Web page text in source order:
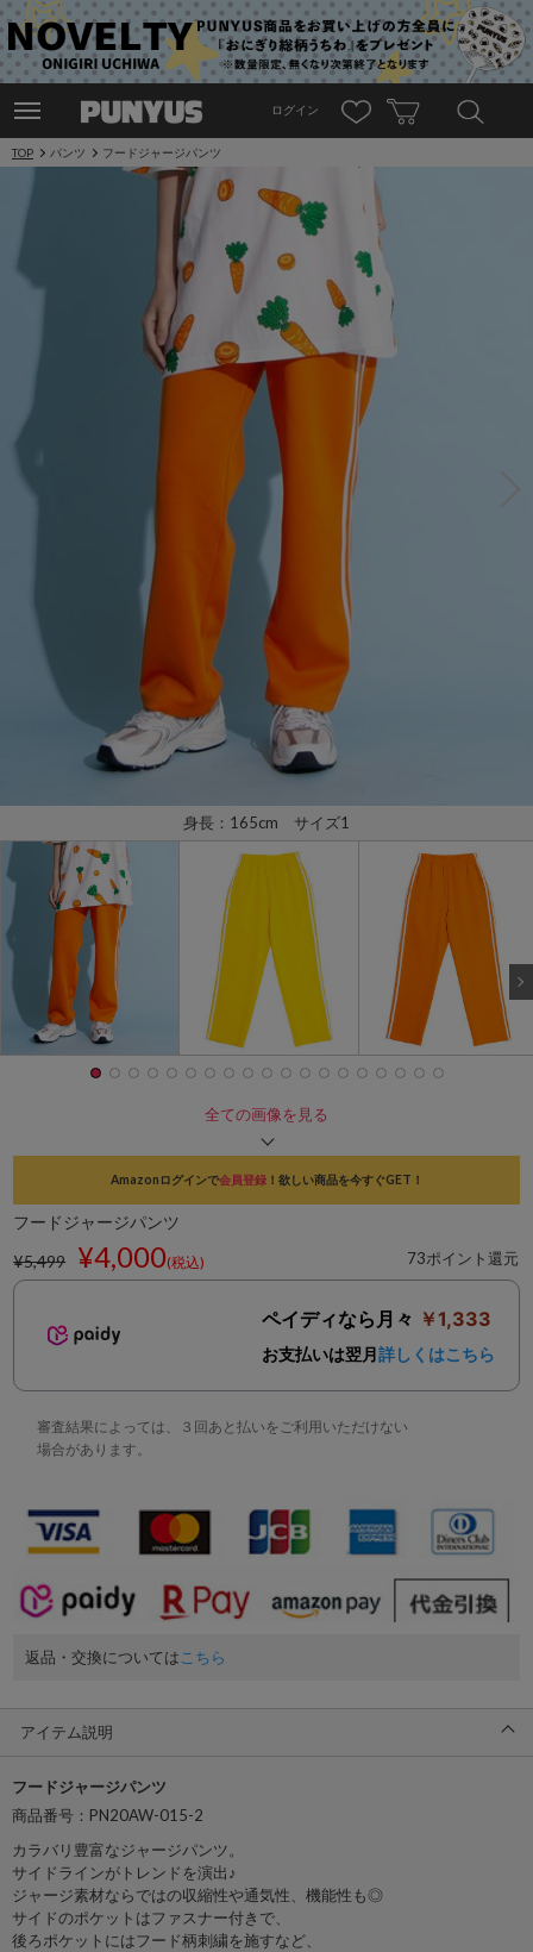
ログイン
TOP パンツ フードジャージパンツ
身長：165cm サイズ1
全ての画像を見る
Amazonログインで会員登録！欲しい商品を今すぐGET！
フードジャージパンツ
¥5,499
¥4,000(税込) 73ポイント還元
ペイディなら月々 ￥1,333
お支払いは翌月 詳しくはこちら
審査結果によっては、３回あと払いをご利用いただけない
場合があります。
返品・交換についてはこちら
アイテム説明
フードジャージパンツ
商品番号：PN20AW-015-2
カラバリ豊富なジャージパンツ。
サイドラインがトレンドを演出♪
ジャージ素材ならではの収縮性や通気性、機能性も◎
サイドのポケットはファスナー付きで、
後ろポケットにはフード柄刺繍を施すなど、